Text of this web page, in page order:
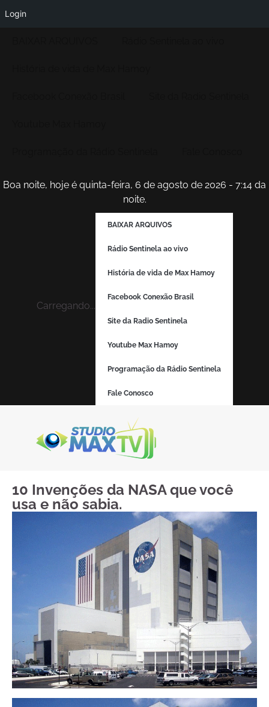
Boa noite, hoje é quinta-feira, 6 de agosto de 2026 - 7:14 da
noite.
Carregando...
BAIXAR ARQUIVOS
Rádio Sentinela ao vivo
História de vida de Max Hamoy
Facebook Conexão Brasil
Site da Radio Sentinela
Youtube Max Hamoy
Programação da Rádio Sentinela
Fale Conosco
10 Invenções da NASA que você
usa e não sabia.
Login